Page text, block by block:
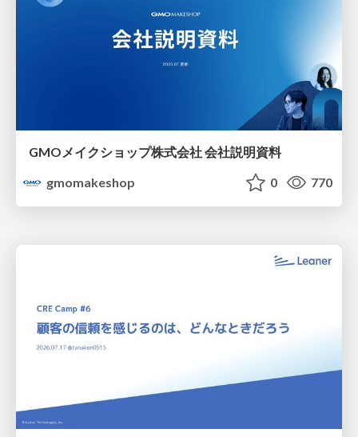
GMOメイクショップ株式会社 会社説明資料
gmomakeshop
0 770